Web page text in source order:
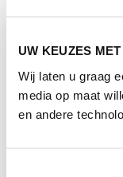
UW KEUZES
Wij laten u graag
media op maat
en andere